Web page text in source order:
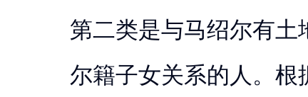
第二类是与马绍尔有土
尔籍子女关系的人。根